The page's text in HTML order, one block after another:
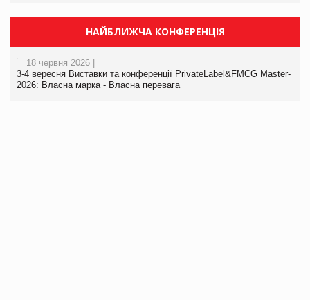
НАЙБЛИЖЧА КОНФЕРЕНЦІЯ
18 червня 2026 |
3-4 вересня Виставки та конференції PrivateLabel&FMCG Master-
2026: Власна марка - Власна перевага